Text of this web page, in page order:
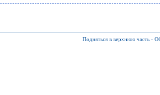
Подняться в верхнюю часть -